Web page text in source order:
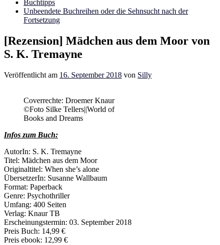
Buchtipps
Unbeendete Buchreihen oder die Sehnsucht nach der
Fortsetzung
[Rezension] Mädchen aus dem Moor von
S. K. Tremayne
Veröffentlicht am 16. September 2018 von Silly
Coverrechte: Droemer Knaur
©Foto Silke Tellers||World of
Books and Dreams
Infos zum Buch:
AutorIn: S. K. Tremayne
Titel: Mädchen aus dem Moor
Originaltitel: When she’s alone
ÜbersetzerIn: Susanne Wallbaum
Format: Paperback
Genre: Psychothriller
Umfang: 400 Seiten
Verlag: Knaur TB
Erscheinungstermin: 03. September 2018
Preis Buch: 14,99 €
Preis ebook: 12,99 €